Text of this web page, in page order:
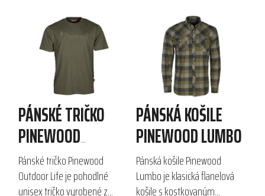
PÁNSKÉ TRIČKO
PINEWOOD
OUTDOOR LIFE
Pánské tričko Pinewood
Outdoor Life je pohodlné
unisex tričko vyrobené z
PÁNSKÁ KOŠILE
PINEWOOD LUMBO
Pánská košile Pinewood
Lumbo je klasická flanelová
košile s kostkovaným